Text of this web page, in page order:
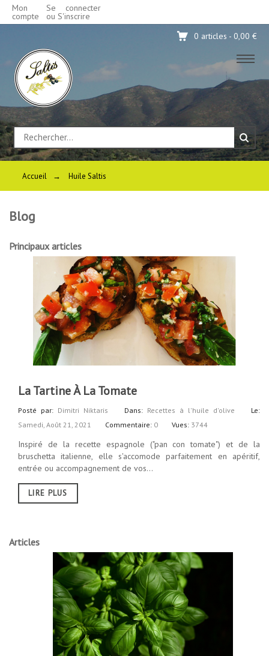
Mon
compte
Se connecter
ou S'inscrire
0 articles - 0,00 €
Accueil → Huile Saltis
Blog
Principaux articles
La Tartine À La Tomate
Posté par: Dimitri Niktaris Dans: Recettes à l'huile d'olive
Le:
Samedi, Août 21, 2021 Commentaire: 0 Vues: 3744
Inspiré de la recette espagnole ("pan con tomate") et de la
bruschetta italienne, elle s'accomode parfaitement en apéritif,
entrée ou accompagnement de vos...
LIRE PLUS
Articles